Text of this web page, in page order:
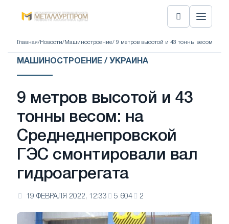
Главная/ Новости/ Машиностроение/ 9 метров высотой и 43 тонны весом: на
МАШИНОСТРОЕНИЕ / УКРАИНА
9 метров высотой и 43
тонны весом: на
Среднеднепровской
ГЭС смонтировали вал
гидроагрегата
19 ФЕВРАЛЯ 2022, 12:33 5 604 2